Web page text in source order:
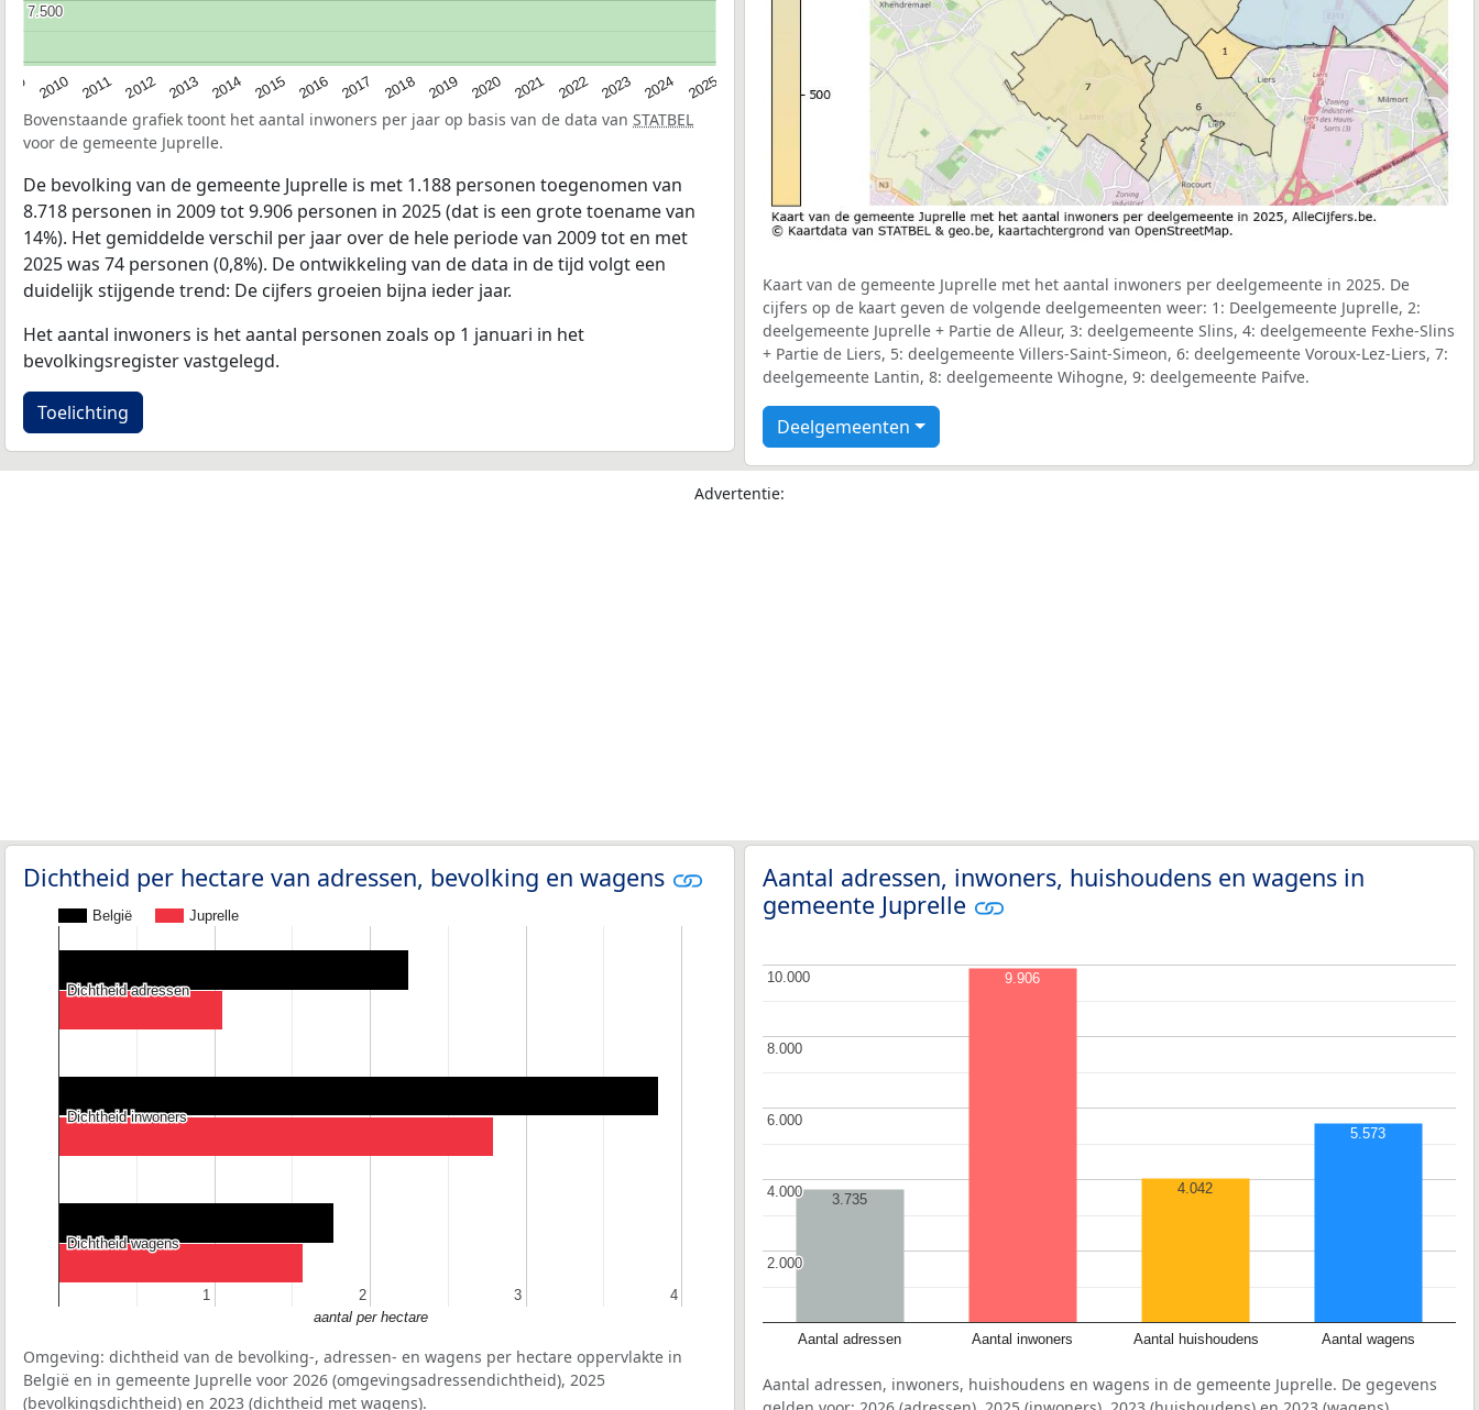
2010 2011 2012 2013 2014 2015 2016 2017 2018 2019 2020 2021 2022 2023 2024 2025
7.500
7.500
Bovenstaande grafiek toont het aantal inwoners per jaar op basis van de data van STATBEL
voor de gemeente Juprelle.
De bevolking van de gemeente Juprelle is met 1.188 personen toegenomen van
8.718 personen in 2009 tot 9.906 personen in 2025 (dat is een grote toename van
14%). Het gemiddelde verschil per jaar over de hele periode van 2009 tot en met
2025 was 74 personen (0,8%). De ontwikkeling van de data in de tijd volgt een
duidelijk stijgende trend: De cijfers groeien bijna ieder jaar.
Het aantal inwoners is het aantal personen zoals op 1 januari in het
bevolkingsregister vastgelegd.
Toelichting
Kaart van de gemeente Juprelle met het aantal inwoners per deelgemeente in 2025. De
cijfers op de kaart geven de volgende deelgemeenten weer: 1: Deelgemeente Juprelle, 2:
deelgemeente Juprelle + Partie de Alleur, 3: deelgemeente Slins, 4: deelgemeente Fexhe-Slins
+ Partie de Liers, 5: deelgemeente Villers-Saint-Simeon, 6: deelgemeente Voroux-Lez-Liers, 7:
deelgemeente Lantin, 8: deelgemeente Wihogne, 9: deelgemeente Paifve.
Deelgemeenten
Advertentie:
Dichtheid per hectare van adressen, bevolking en wagens
België Juprelle
1
1 2
2 3
3 4
4
Dichtheid adressen
Dichtheid adressen
Dichtheid inwoners
Dichtheid inwoners
Dichtheid wagens
Dichtheid wagens
aantal per hectare
Omgeving: dichtheid van de bevolking-, adressen- en wagens per hectare oppervlakte in
België en in gemeente Juprelle voor 2026 (omgevingsadressendichtheid), 2025
(bevolkingsdichtheid) en 2023 (dichtheid met wagens).
Aantal adressen, inwoners, huishoudens en wagens in
gemeente Juprelle
Aantal adressen Aantal inwoners Aantal huishoudens Aantal wagens
2.000
2.000
4.000
4.000
6.000
6.000
8.000
8.000
10.000
10.000
3.735
9.906
4.042
5.573
Aantal adressen, inwoners, huishoudens en wagens in de gemeente Juprelle. De gegevens